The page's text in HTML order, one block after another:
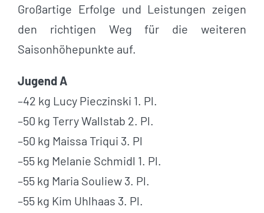
Großartige Erfolge und Leistungen zeigen
den richtigen Weg für die weiteren
Saisonhöhepunkte auf.
Jugend A
–42 kg Lucy Pieczinski 1. Pl.
–50 kg Terry Wallstab 2. Pl.
–50 kg Maissa Triqui 3. Pl
–55 kg Melanie Schmidl 1. Pl.
–55 kg Maria Souliew 3. Pl.
–55 kg Kim Uhlhaas 3. Pl.